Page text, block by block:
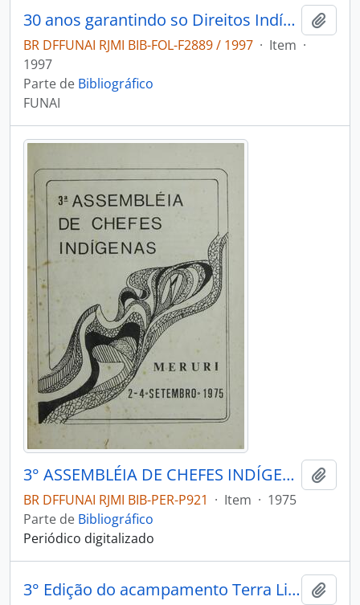
30 anos garantindo so Direitos Indígenas
BR DFFUNAI RJMI BIB-FOL-F2889 / 1997 · Item ·
1997
Parte de Bibliográfico
FUNAI
3° ASSEMBLÉIA DE CHEFES INDÍGENAS - MISSÃO CURURU - 1975
BR DFFUNAI RJMI BIB-PER-P921 · Item · 1975
Parte de Bibliográfico
Periódico digitalizado
3° Edição do acampamento Terra Livre [Mensageiro]